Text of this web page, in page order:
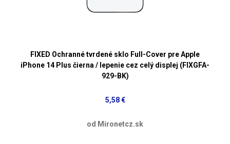
FIXED Ochranné tvrdené sklo Full-Cover pre Apple
iPhone 14 Plus čierna / lepenie cez celý displej (FIXGFA-
929-BK)
5,58 €
od Mironetcz.sk